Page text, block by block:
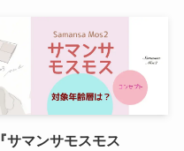
『サマンサモスモス